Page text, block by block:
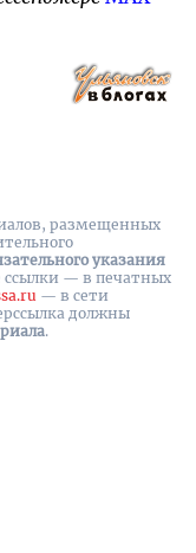
размещенных
указания
ссылки — в печатных
— в сети
должны
.